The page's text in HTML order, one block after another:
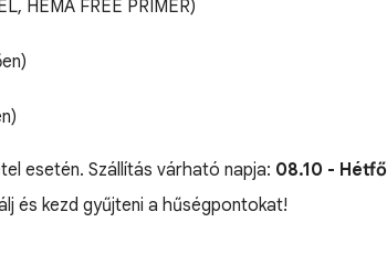
HEMA FREE PRIMER)
esetén. Szállítás várható napja: 08.10 - Hétfő
és kezd gyűjteni a hűségpontokat!